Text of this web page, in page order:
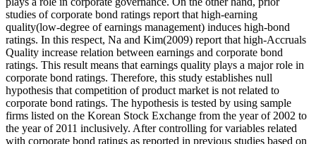
studies of corporate bond ratings report that high-earning
quality(low-degree of earnings management) induces high-bond
ratings. In this respect, Na and Kim(2009) report that high-Accruals
Quality increase relation between earnings and corporate bond
ratings. This result means that earnings quality plays a major role in
corporate bond ratings. Therefore, this study establishes null
hypothesis that competition of product market is not related to
corporate bond ratings. The hypothesis is tested by using sample
firms listed on the Korean Stock Exchange from the year of 2002 to
the year of 2011 inclusively. After controlling for variables related
with corporate bond ratings as reported in previous studies based on